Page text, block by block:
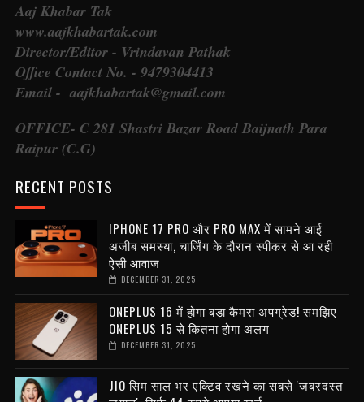
Aaj Khabar Tak
www.aajkhabartak.com
Director/Editor - Vrindavan Pathak
Office Contact No. - 9479304413
Email - aajkhabartak@gmail.com
OFFICE- C 281 Shastri Bazar Road Baijnath Para
Raipur (C.G)
RECENT POSTS
IPHONE 17 PRO और PRO MAX में सामने आई
अजीब समस्या, चार्जिंग के दौरान स्पीकर से आ रही
ऐसी आवाज
DECEMBER 31, 2025
ONEPLUS 16 में होगा बड़ा कैमरा अपग्रेड! समझिए
ONEPLUS 15 से कितना होगा अलग
DECEMBER 31, 2025
JIO सिम साल भर एक्टिव रखने का सबसे 'जबरदस्त